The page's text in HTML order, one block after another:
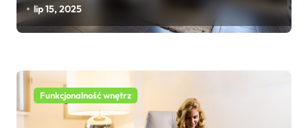
lip 15, 2025
Funkcjonalność wnętrz